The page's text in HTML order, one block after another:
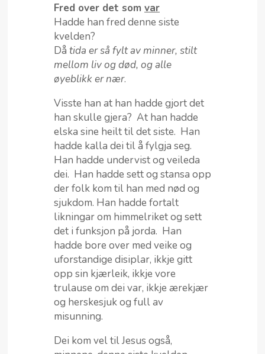
Fred over det som var
Hadde han fred denne siste
kvelden?
Då tida er så fylt av minner, stilt
mellom liv og død, og alle
øyeblikk er nær.
Visste han at han hadde gjort det
han skulle gjera? At han hadde
elska sine heilt til det siste. Han
hadde kalla dei til å fylgja seg.
Han hadde undervist og veileda
dei. Han hadde sett og stansa opp
der folk kom til han med nød og
sjukdom. Han hadde fortalt
likningar om himmelriket og sett
det i funksjon på jorda. Han
hadde bore over med veike og
uforstandige disiplar, ikkje gitt
opp sin kjærleik, ikkje vore
trulause om dei var, ikkje ærekjær
og herskesjuk og full av
misunning.
Dei kom vel til Jesus også,